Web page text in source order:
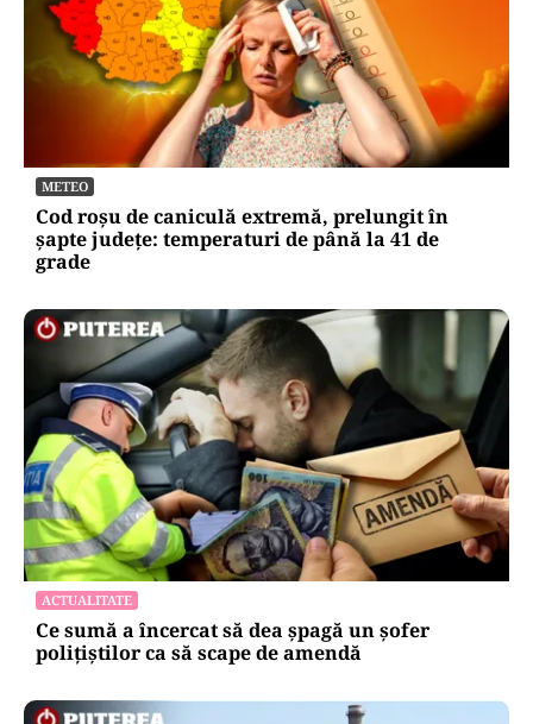
METEO
Cod roșu de caniculă extremă, prelungit în
șapte județe: temperaturi de până la 41 de
grade
ACTUALITATE
Ce sumă a încercat să dea șpagă un șofer
polițiștilor ca să scape de amendă